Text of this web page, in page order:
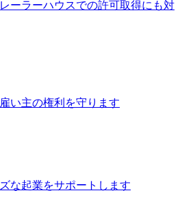
ーラーハウスでの許可取得にも対
い主の権利を守ります
な起業をサポートします